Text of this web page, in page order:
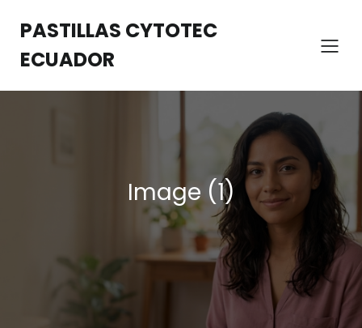
contenido
PASTILLAS CYTOTEC
ECUADOR
Image (1)